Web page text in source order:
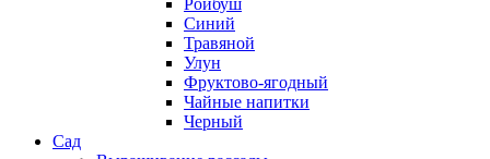
Ройбуш
Синий
Травяной
Улун
Фруктово-ягодный
Чайные напитки
Черный
Сад